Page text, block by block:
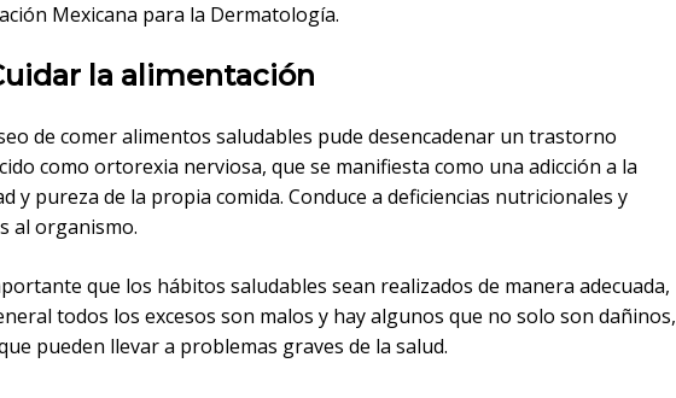
Mexicana para la Dermatología.
la alimentación
de comer alimentos saludables pude desencadenar un trastorno
como ortorexia nerviosa, que se manifiesta como una adicción a la
y pureza de la propia comida. Conduce a deficiencias nutricionales y
al organismo.
que los hábitos saludables sean realizados de manera adecuada,
todos los excesos son malos y hay algunos que no solo son dañinos,
pueden llevar a problemas graves de la salud.